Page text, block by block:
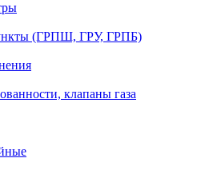
(ГРПШ, ГРУ, ГРПБ)
клапаны газа